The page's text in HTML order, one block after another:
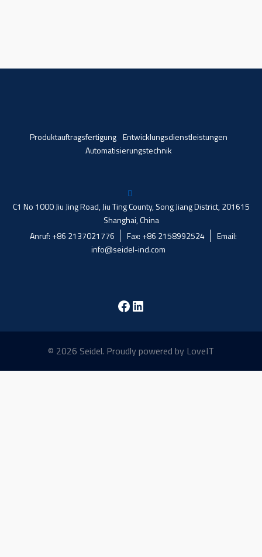
Produktauftragsfertigung Entwicklungsdienstleistungen
Automatisierungstechnik
C1 No 1000 Jiu Jing Road, Jiu Ting County, Song Jiang District, 201615
Shanghai, China
Anruf: +86 2137021776
Fax: +86 2158992524
Email:
info@seidel-ind.com
Facebook
LinkedIn
© 2026 Seidel. Proudly powered by LoveIT